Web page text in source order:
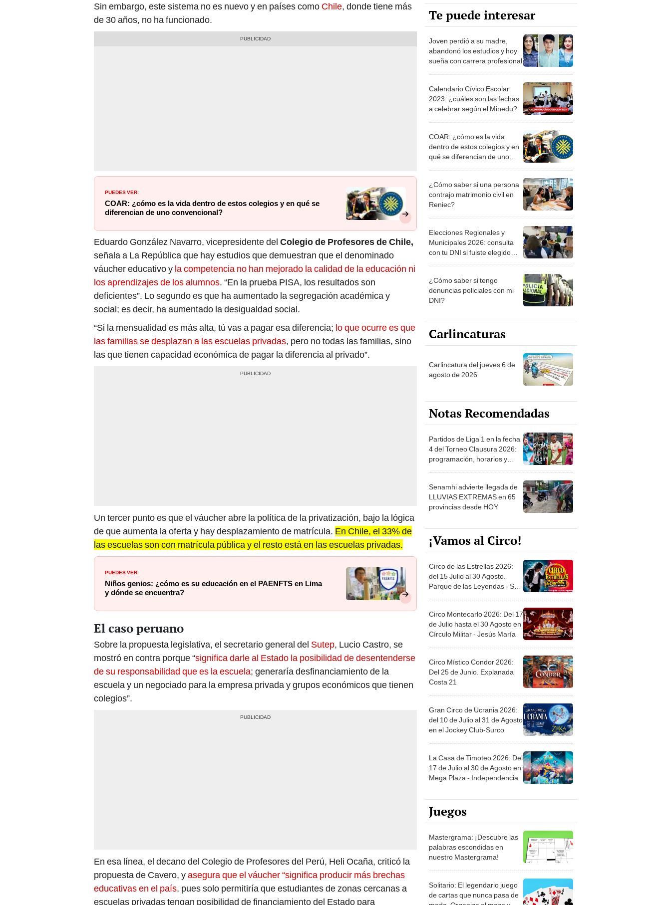
Sin embargo, este sistema no es nuevo y en países como Chile , donde tiene más
de 30 años, no ha funcionado.
COAR: ¿cómo es la vida dentro de estos colegios y en qué se
diferencian de uno convencional?
Eduardo González Navarro, vicepresidente del Colegio de Profesores de Chile,
señala a La República que hay estudios que demuestran que el denominado
váucher educativo y la competencia no han mejorado la calidad de la educación ni
los aprendizajes de los alumnos . “En la prueba PISA, los resultados son
deficientes”. Lo segundo es que ha aumentado la segregación académica y
social; es decir, ha aumentado la desigualdad social.
“Si la mensualidad es más alta, tú vas a pagar esa diferencia; lo que ocurre es que
las familias se desplazan a las escuelas privadas , pero no todas las familias, sino
las que tienen capacidad económica de pagar la diferencia al privado”.
Un tercer punto es que el váucher abre la política de la privatización, bajo la lógica
de que aumenta la oferta y hay desplazamiento de matrícula. En Chile, el 33% de
las escuelas son con matrícula pública y el resto está en las escuelas privadas.
Niños genios: ¿cómo es su educación en el PAENFTS en Lima
y dónde se encuentra?
El caso peruano
Sobre la propuesta legislativa, el secretario general del Sutep , Lucio Castro, se
mostró en contra porque “significa darle al Estado la posibilidad de desentenderse
de su responsabilidad que es la escuela; generaría desfinanciamiento de la
escuela y un negociado para la empresa privada y grupos económicos que tienen
colegios”.
En esa línea, el decano del Colegio de Profesores del Perú, Heli Ocaña, criticó la
propuesta de Cavero, y asegura que el váucher “significa producir más brechas
educativas en el país , pues solo permitiría que estudiantes de zonas cercanas a
escuelas privadas tengan posibilidad de financiamiento del Estado para
Te puede interesar
Joven perdió a su madre,
abandonó los estudios y hoy
sueña con carrera profesional
Calendario Cívico Escolar
2023: ¿cuáles son las fechas
a celebrar según el Minedu?
COAR: ¿cómo es la vida
dentro de estos colegios y en
qué se diferencian de uno
convencional?
¿Cómo saber si una persona
contrajo matrimonio civil en
Reniec?
Elecciones Regionales y
Municipales 2026: consulta
con tu DNI si fuiste elegido
miembro de mesa para este 4
de octubre en el link oficial de
la ONPE
¿Cómo saber si tengo
denuncias policiales con mi
DNI?
Carlincaturas
Carlincatura del jueves 6 de
agosto de 2026
Notas Recomendadas
Partidos de Liga 1 en la fecha
4 del Torneo Clausura 2026:
programación, horarios y
dónde ver
Senamhi advierte llegada de
LLUVIAS EXTREMAS en 65
provincias desde HOY
¡Vamos al Circo!
Circo de las Estrellas 2026:
del 15 Julio al 30 Agosto.
Parque de las Leyendas - San
Miguel
Circo Montecarlo 2026: Del 17
de Julio hasta el 30 Agosto en
Círculo Militar - Jesús María
Circo Místico Condor 2026:
Del 25 de Junio. Explanada
Costa 21
Gran Circo de Ucrania 2026:
del 10 de Julio al 31 de Agosto
en el Jockey Club-Surco
La Casa de Timoteo 2026: Del
17 de Julio al 30 de Agosto en
Mega Plaza - Independencia
Juegos
Mastergrama: ¡Descubre las
palabras escondidas en
nuestro Mastergrama!
Solitario: El legendario juego
de cartas que nunca pasa de
moda. Organiza el mazo y